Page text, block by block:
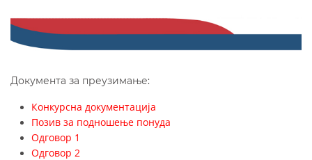
Документа за преузимање:
Конкурсна документација
Позив за подношење понуда
Одговор 1
Одговор 2